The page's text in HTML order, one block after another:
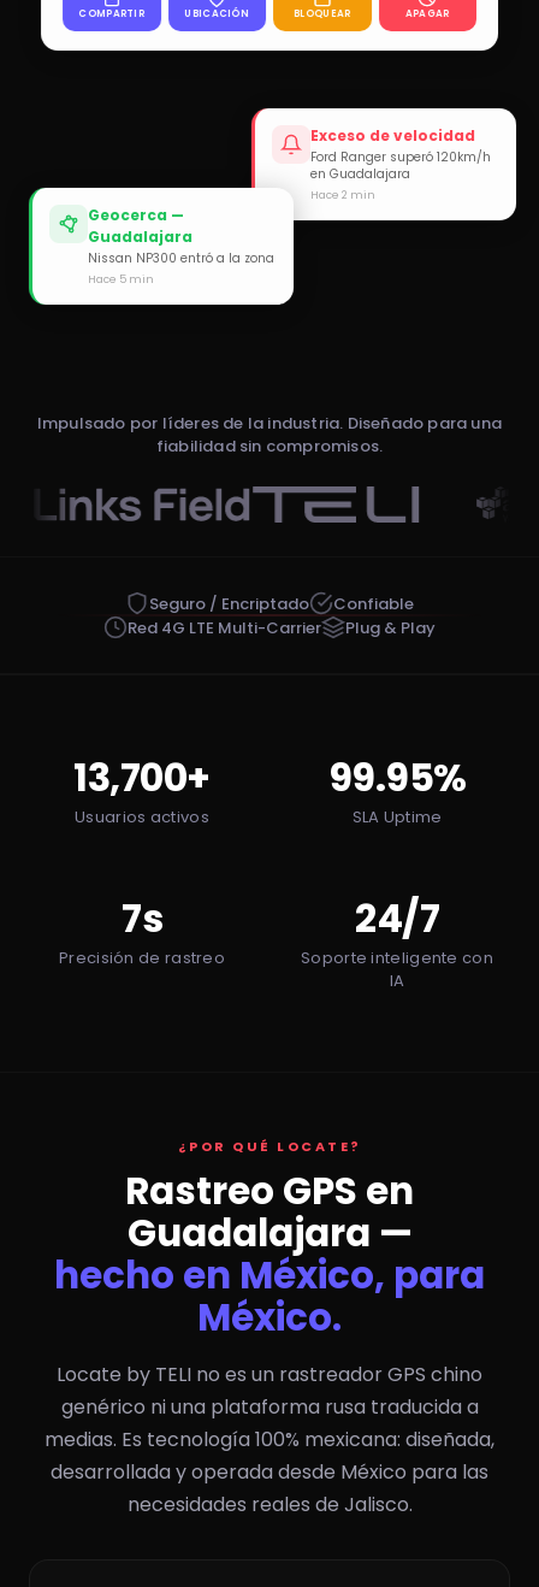
COMPARTIR UBICACIÓN BLOQUEAR APAGAR
Exceso de velocidad
Ford Ranger superó 120km/h
en Guadalajara
Hace 2 min
Geocerca —
Guadalajara
Nissan NP300 entró a la zona
Hace 5 min
Impulsado por líderes de la industria. Diseñado para una
fiabilidad sin compromisos.
Seguro / Encriptado
Confiable
Red 4G LTE Multi-Carrier
Plug & Play
13,700+
Usuarios activos
99.95%
SLA Uptime
7s
Precisión de rastreo
24/7
Soporte inteligente con
IA
¿POR QUÉ LOCATE?
Rastreo GPS en
Guadalajara —
hecho en México, para
México.
Locate by TELI no es un rastreador GPS chino
genérico ni una plataforma rusa traducida a
medias. Es tecnología 100% mexicana: diseñada,
desarrollada y operada desde México para las
necesidades reales de Jalisco.